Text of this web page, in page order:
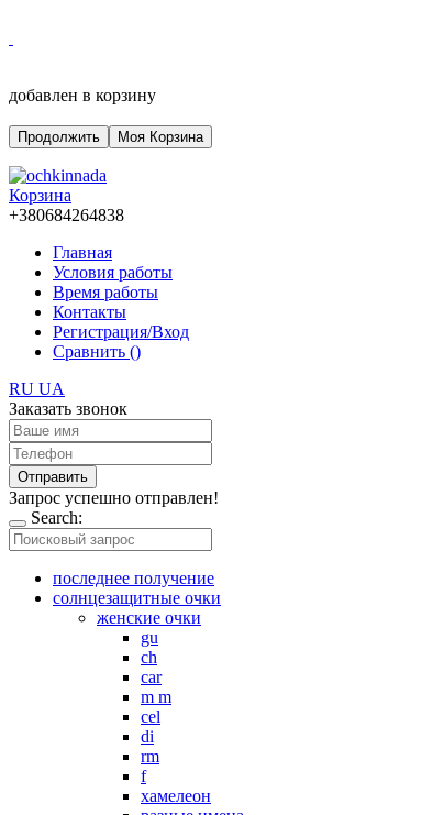
добавлен в корзину
Продолжить Моя Корзина
Корзина
+380684264838
Главная
Условия работы
Время работы
Контакты
Регистрация/Вход
Сравнить ()
RU UA
Заказать звонок
Отправить
Запрос успешно отправлен!
Search:
последнее получение
солнцезащитные очки
женские очки
gu
ch
car
m m
cel
di
rm
f
хамелеон